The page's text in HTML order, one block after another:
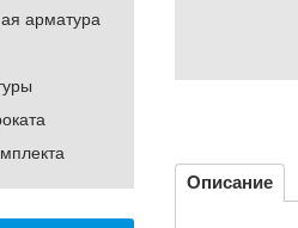
Описание
арматура